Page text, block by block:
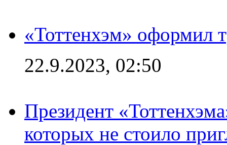
«Тоттенхэм» оформил
22.9.2023, 02:50
Президент
которых не стоило